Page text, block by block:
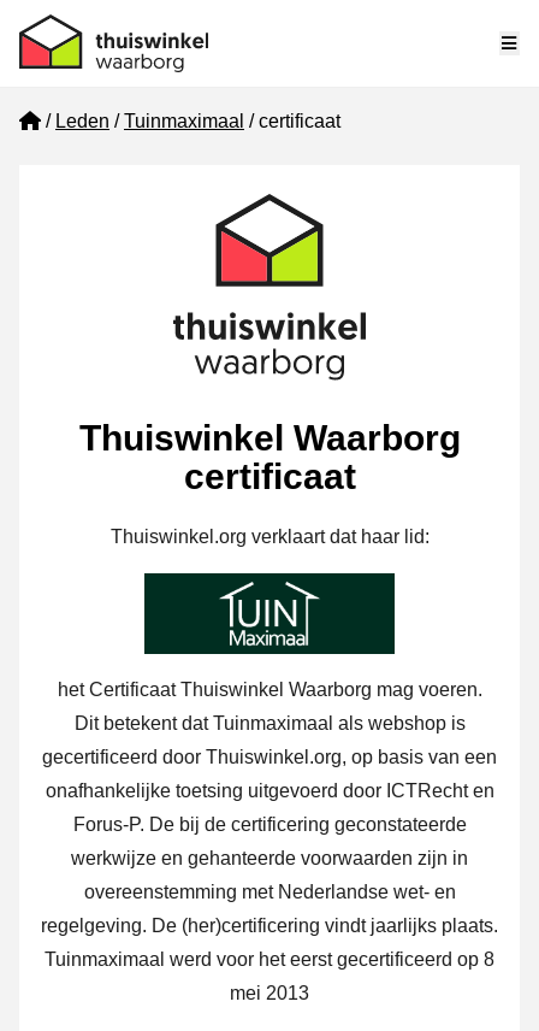
Home
Leden Tuinmaximaal certificaat
Thuiswinkel Waarborg
certificaat
Thuiswinkel.org verklaart dat haar lid:
het Certificaat Thuiswinkel Waarborg mag voeren.
Dit betekent dat Tuinmaximaal als webshop is
gecertificeerd door Thuiswinkel.org, op basis van een
onafhankelijke toetsing uitgevoerd door ICTRecht en
Forus-P. De bij de certificering geconstateerde
werkwijze en gehanteerde voorwaarden zijn in
overeenstemming met Nederlandse wet- en
regelgeving. De (her)certificering vindt jaarlijks plaats.
Tuinmaximaal werd voor het eerst gecertificeerd op 8
mei 2013